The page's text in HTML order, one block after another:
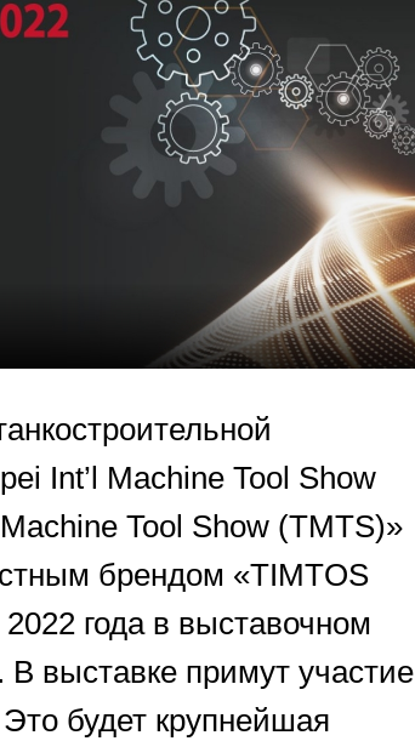
Int’l Machine Tool Show
Tool Show (TMTS)»
брендом «TIMTOS
года в выставочном
выставке примут участие
будет крупнейшая